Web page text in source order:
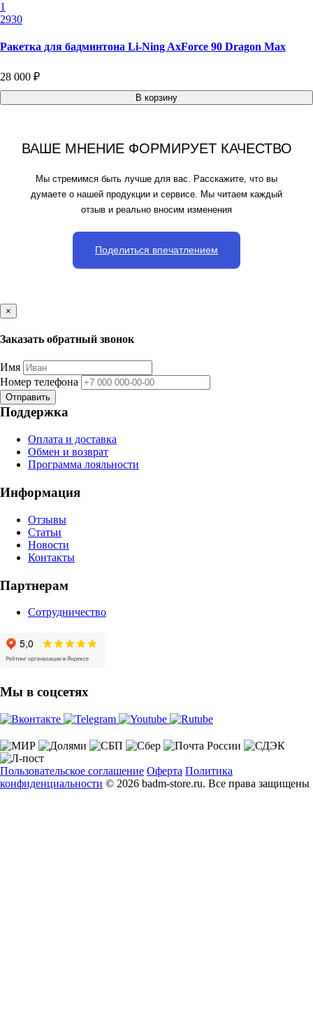
1
2930
Ракетка для бадминтона Li-Ning AxForce 90 Dragon Max
28 000 ₽
В корзину
ВАШЕ МНЕНИЕ ФОРМИРУЕТ КАЧЕСТВО
Мы стремимся быть лучше для вас. Расскажите, что вы
думаете о нашей продукции и сервисе. Мы читаем каждый
отзыв и реально вносим изменения
Поделиться впечатлением
×
Заказать обратный звонок
Имя
Номер телефона
Отправить
Поддержка
Оплата и доставка
Обмен и возврат
Программа лояльности
Информация
Отзывы
Статьи
Новости
Контакты
Партнерам
Сотрудничество
Мы в соцсетях
Пользовательское соглашение Оферта Политика
конфиденциальности © 2026 badm-store.ru. Все права защищены